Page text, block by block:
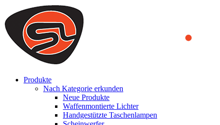
We use cookies to ensure that we provide you the best experience
on our website. By continuing to browse this website, you accept
that cookies are used to help us analyze how the website is used and
to offer you a better experience. To learn more or to find out how
you can disable cookies, you can access our
Produkte
Nach Kategorie erkunden
Neue Produkte
Waffenmontierte Lichter
Handgestützte Taschenlampen